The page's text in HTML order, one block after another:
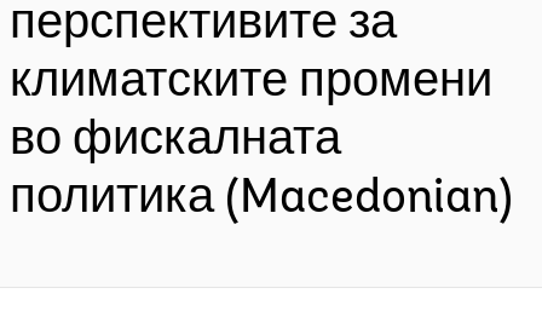
перспективите за
климатските промени
во фискалната
политика (Macedonian)